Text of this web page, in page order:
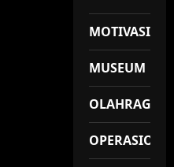
MOTIVASI
MUSEUM
OLAHRAGA